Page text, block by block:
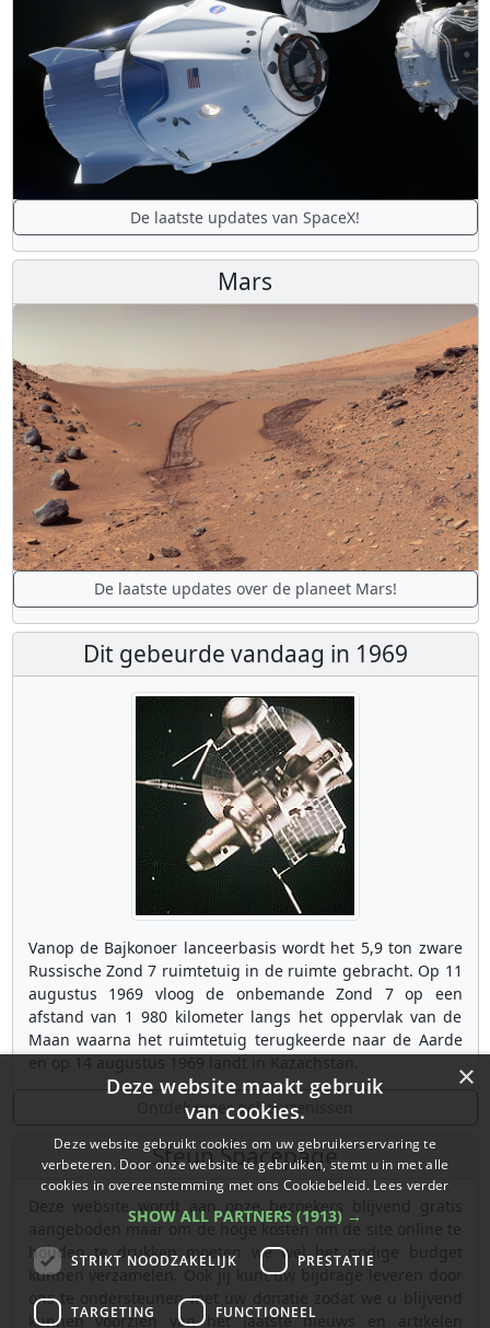
De laatste updates van SpaceX!
Mars
De laatste updates over de planeet Mars!
Dit gebeurde vandaag in 1969
Vanop de Bajkonoer lanceerbasis wordt het 5,9 ton zware
Russische Zond 7 ruimtetuig in de ruimte gebracht. Op 11
augustus 1969 vloog de onbemande Zond 7 op een
afstand van 1 980 kilometer langs het oppervlak van de
Maan waarna het ruimtetuig terugkeerde naar de Aarde
Ontdek meer gebeurtenissen
Steun Spacepage
Deze website wordt aan onze bezoekers blijvend gratis
aangeboden maar om de hoge kosten om de site online te
houden te drukken moeten we wel het nodige budget
kunnen verzamelen. Ook jij kunt uw bijdrage leveren door
ons te ondersteunen met uw donatie zodat we u blijvend
kunnen voorzien van het laatste nieuws en artikelen
×
Deze website maakt gebruik
van cookies.
Deze website gebruikt cookies om uw gebruikerservaring te
verbeteren. Door onze website te gebruiken, stemt u in met alle
cookies in overeenstemming met ons Cookiebeleid. Lees verder
SHOW ALL PARTNERS (1913) →
STRIKT NOODZAKELIJK PRESTATIE
TARGETING FUNCTIONEEL